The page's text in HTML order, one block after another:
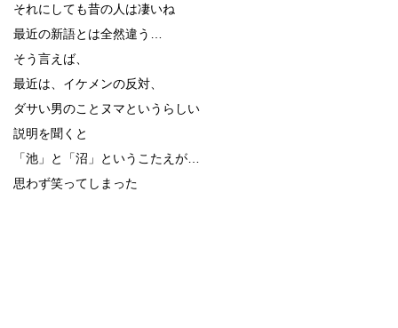
それにしても昔の人は凄いね
最近の新語とは全然違う…
そう言えば、
最近は、イケメンの反対、
ダサい男のことヌマというらしい
説明を聞くと
「池」と「沼」というこたえが…
思わず笑ってしまった